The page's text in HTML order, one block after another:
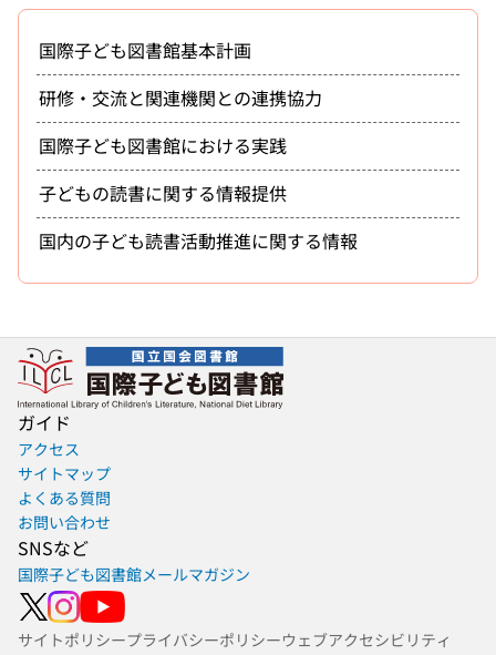
国際子ども図書館基本計画
研修・交流と関連機関との連携協力
国際子ども図書館における実践
子どもの読書に関する情報提供
国内の子ども読書活動推進に関する情報
ガイド
アクセス
サイトマップ
よくある質問
お問い合わせ
SNSなど
国際子ども図書館メールマガジン
サイトポリシープライバシーポリシーウェブアクセシビリティ